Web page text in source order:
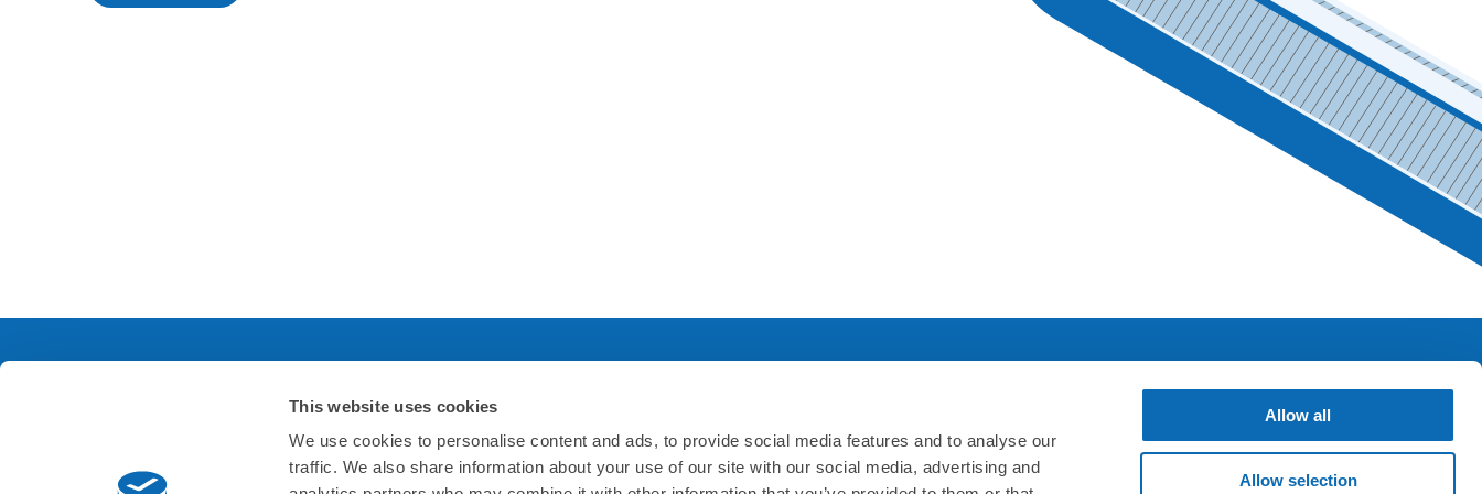
This website uses cookies
We use cookies to personalise content and ads, to provide social media features and to analyse our
traffic. We also share information about your use of our site with our social media, advertising and
Allow all
Allow selection
よくあるご質問
会社について
会社ホームページ
規約について
利用規約
SNS & アプリ